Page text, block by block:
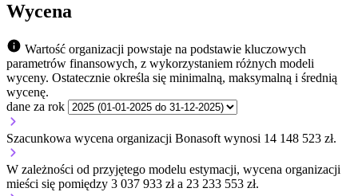
Wycena
Wartość organizacji powstaje na podstawie kluczowych
parametrów finansowych, z wykorzystaniem różnych modeli
wyceny. Ostatecznie określa się minimalną, maksymalną i średnią
wycenę.
dane za rok
Szacunkowa wycena organizacji Bonasoft wynosi 14 148 523 zł.
W zależności od przyjętego modelu estymacji, wycena organizacji
mieści się pomiędzy 3 037 933 zł a 23 233 553 zł.